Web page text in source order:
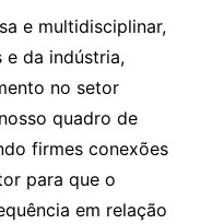
e multidisciplinar,
e da indústria,
no setor
quadro de
firmes conexões
para que o
em relação